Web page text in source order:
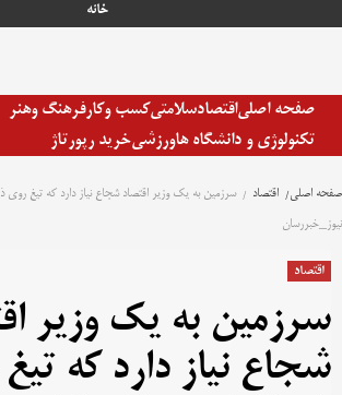
خانه
صفحه اصلیاقتصادسلامتیکسب وکارفرهنگ وهنر
تکنولوژی و دانشگاه هاورزشیخرید رپورتاژ
صفحه اصلی اقتصاد
سرزمین به یک وزیر اقتصاد شجاع نیاز دارد که تیغ
نیوز_خبررسان
اقتصاد
سرزمین به یک وزیر
شجاع نیاز دارد که